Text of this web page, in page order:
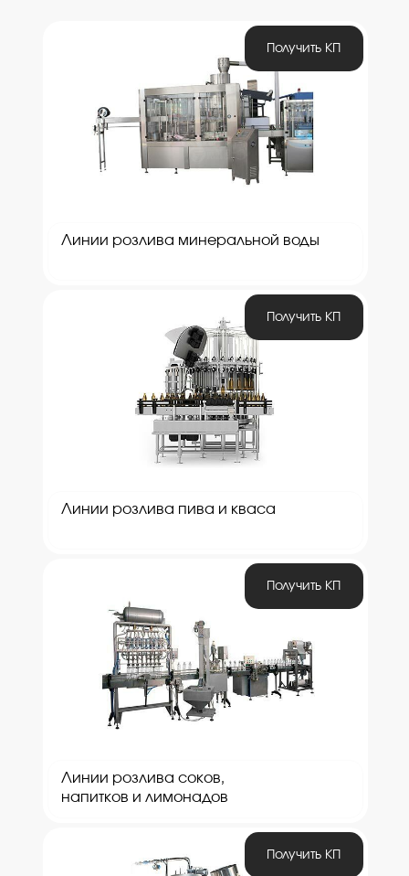
Получить КП
Получить КП
Линии розлива соков,
напитков и лимонадов
Получить КП
Линии розлива пива и кваса
Получить КП
Линии розлива минеральной воды